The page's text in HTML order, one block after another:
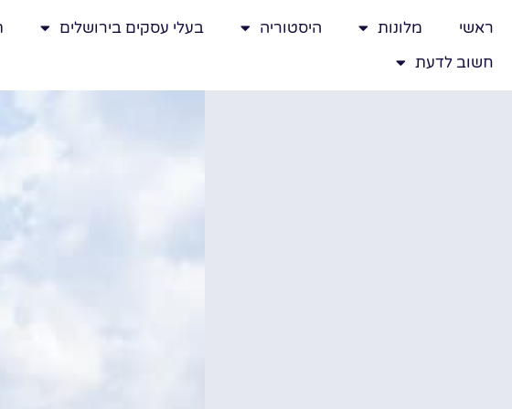
ראשי מלונות היסטוריה בעלי עסקים בירושלים
חשוב לדעת